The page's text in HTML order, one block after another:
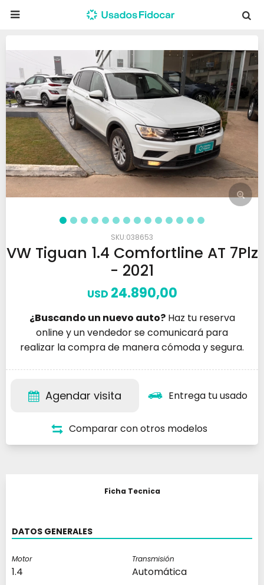

038653
VW Tiguan 1.4 Comfortline AT 7Plz
- 2021
USD 24.890,00
¿Buscando un nuevo auto?Haz tu reserva
online y un vendedor se comunicará para
realizar la compra de manera cómoda y segura.
Entrega tu usado
Agendar visita
Comparar con otros modelos
Ficha Tecnica
DATOS GENERALES
Motor
1.4
Transmisión
Automática